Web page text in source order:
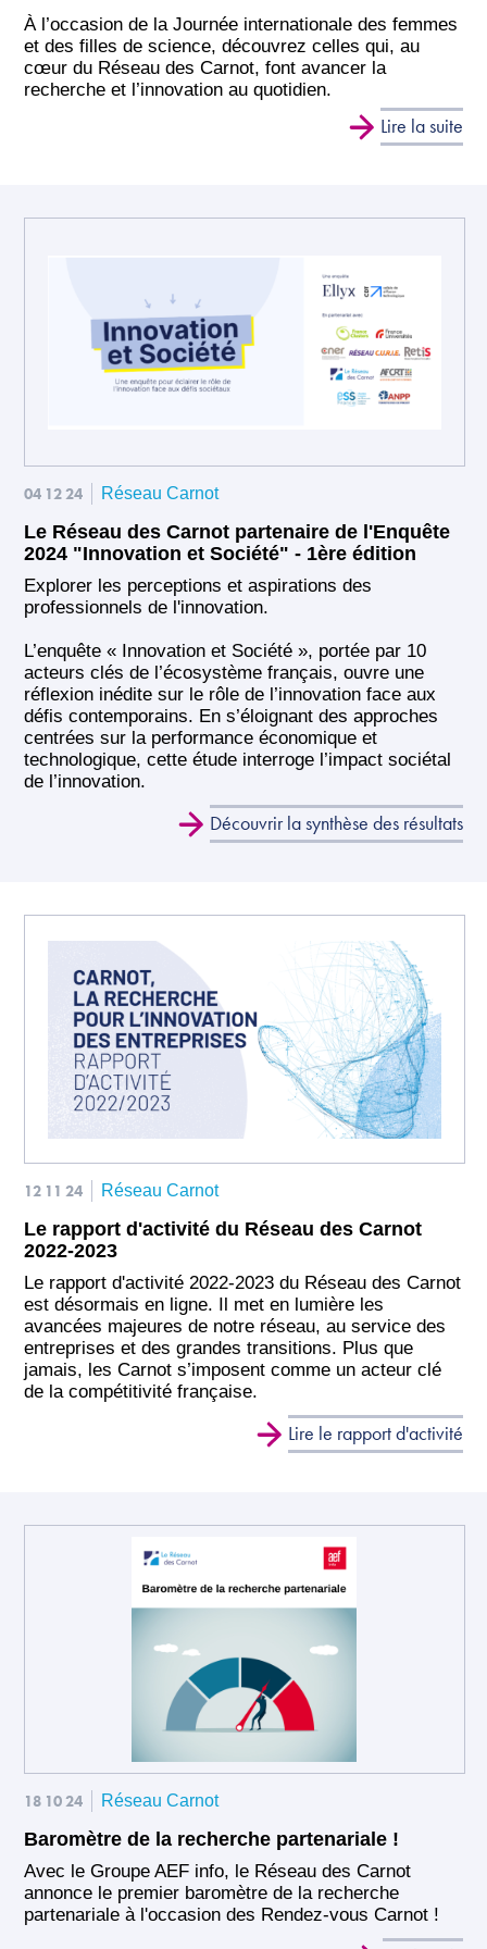
À l’occasion de la Journée internationale des femmes
et des filles de science, découvrez celles qui, au
cœur du Réseau des Carnot, font avancer la
recherche et l’innovation au quotidien.
Lire la suite
04 12 24 Réseau Carnot
Le Réseau des Carnot partenaire de l'Enquête
2024 "Innovation et Société" - 1ère édition
Explorer les perceptions et aspirations des
professionnels de l'innovation.
L’enquête « Innovation et Société », portée par 10
acteurs clés de l’écosystème français, ouvre une
réflexion inédite sur le rôle de l’innovation face aux
défis contemporains. En s’éloignant des approches
centrées sur la performance économique et
technologique, cette étude interroge l’impact sociétal
de l’innovation.
Découvrir la synthèse des résultats
12 11 24 Réseau Carnot
Le rapport d'activité du Réseau des Carnot
2022-2023
Le rapport d'activité 2022-2023 du Réseau des Carnot
est désormais en ligne. Il met en lumière les
avancées majeures de notre réseau, au service des
entreprises et des grandes transitions. Plus que
jamais, les Carnot s’imposent comme un acteur clé
de la compétitivité française.
Lire le rapport d'activité
18 10 24 Réseau Carnot
Baromètre de la recherche partenariale !
Avec le Groupe AEF info, le Réseau des Carnot
annonce le premier baromètre de la recherche
partenariale à l'occasion des Rendez-vous Carnot !